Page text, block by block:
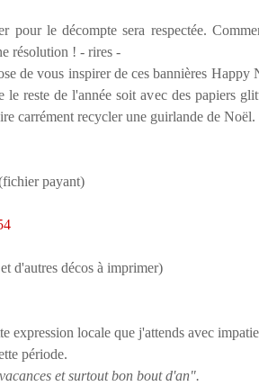
le décompte sera respectée.
résolution ! - rires -
de vous inspirer de ces bannières Happy
reste de l'année soit avec des papiers
carrément recycler une guirlande de Noël.
payant)
d'autres décos à imprimer)
expression locale que j'attends avec
période.
et surtout bon bout d'an".